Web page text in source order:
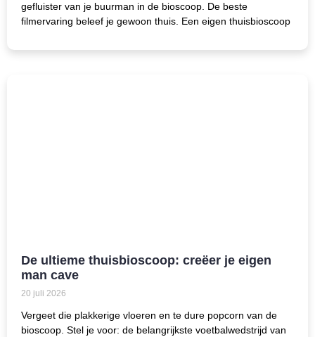
gefluister van je buurman in de bioscoop. De beste
filmervaring beleef je gewoon thuis. Een eigen thuisbioscoop
De ultieme thuisbioscoop: creëer je eigen
man cave
20 juli 2026
Vergeet die plakkerige vloeren en te dure popcorn van de
bioscoop. Stel je voor: de belangrijkste voetbalwedstrijd van